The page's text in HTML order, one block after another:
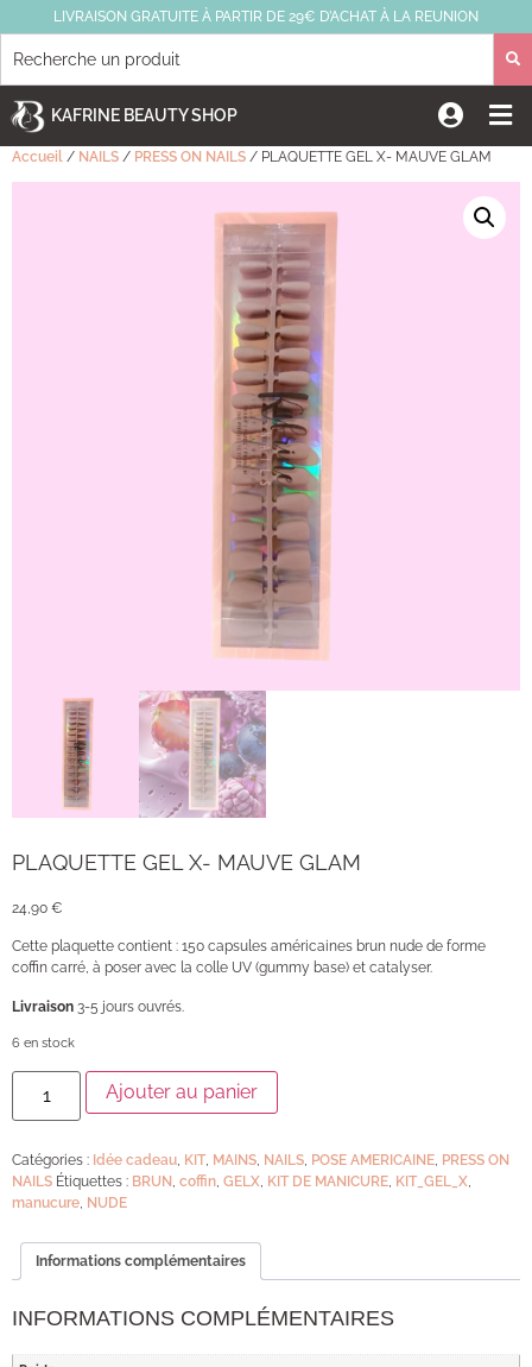
LIVRAISON GRATUITE À PARTIR DE 29€ D’ACHAT À LA REUNION
KAFRINE BEAUTY SHOP
Accueil / NAILS / PRESS ON NAILS / PLAQUETTE GEL X- MAUVE GLAM
PLAQUETTE GEL X- MAUVE GLAM
24,90 €
Cette plaquette contient : 150 capsules américaines brun nude de forme
coffin carré, à poser avec la colle UV (gummy base) et catalyser.
Livraison 3-5 jours ouvrés.
6 en stock
Ajouter au panier
Catégories : Idée cadeau KIT, MAINS NAILS POSE AMERICAINE PRESS ON
NAILS Étiquettes : BRUN coffin GELX KIT DE MANICURE KIT_GEL_X
manucure NUDE
Informations complémentaires
INFORMATIONS COMPLÉMENTAIRES